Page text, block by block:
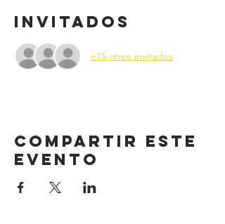
Invitados
+15 otros invitados
Compartir este
evento